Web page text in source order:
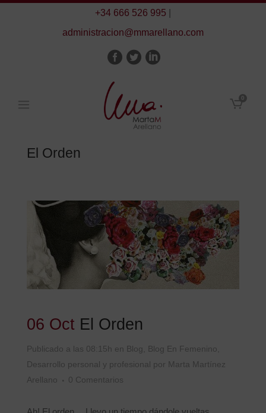
+34 666 526 995
administracion@mmarellano.com
0
El Orden
06 Oct El Orden
Publicado a las 08:15h en Blog Blog En Femenino
Desarrollo personal y profesional por Marta Martínez
Arellano
0 Comentarios